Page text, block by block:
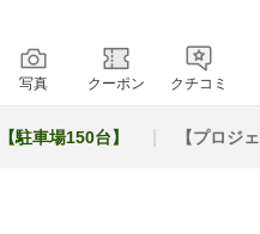
写真 クーポン クチコミ
【駐車場150台】 【プロジ